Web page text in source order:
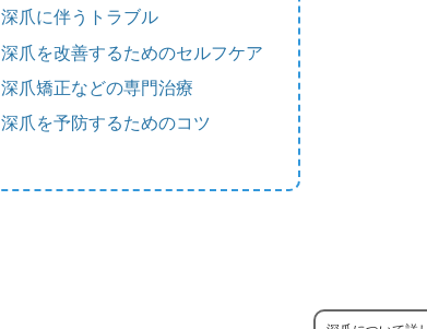
深爪に伴うトラブル
深爪を改善するためのセルフケア
深爪矯正などの専門治療
深爪を予防するためのコツ